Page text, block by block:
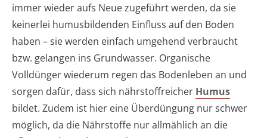
immer wieder aufs Neue zugeführt werden, da sie
keinerlei humusbildenden Einfluss auf den Boden
haben – sie werden einfach umgehend verbraucht
bzw. gelangen ins Grundwasser. Organische
Volldünger wiederum regen das Bodenleben an und
sorgen dafür, dass sich nährstoffreicher Humus
bildet. Zudem ist hier eine Überdüngung nur schwer
möglich, da die Nährstoffe nur allmählich an die